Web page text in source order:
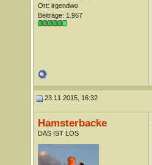
Ort: irgendwo
Beiträge: 1.967
23.11.2015, 16:32
Hamsterbacke
DAS IST LOS